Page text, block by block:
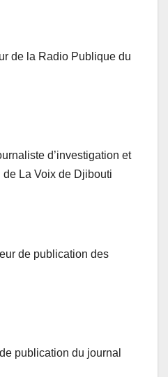
de la Radio Publique du
d’investigation et
La Voix de Djibouti
de publication des
publication du journal